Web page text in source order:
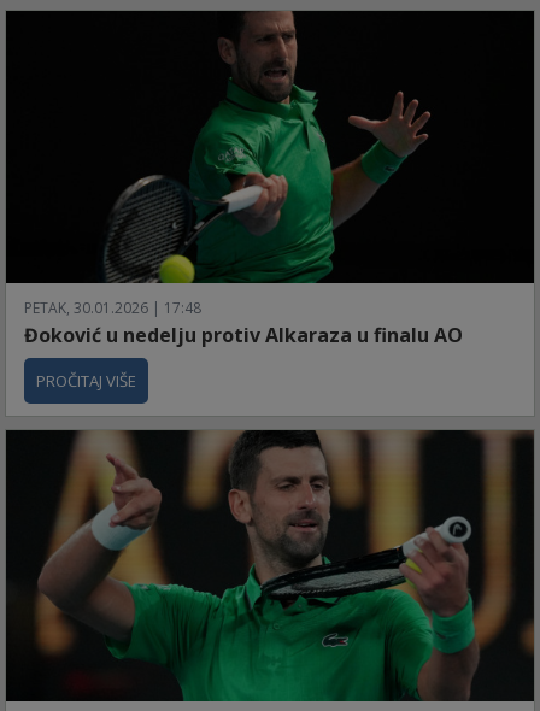
PETAK, 30.01.2026 | 17:48
Đoković u nedelju protiv Alkaraza u finalu AO
PROČITAJ VIŠE